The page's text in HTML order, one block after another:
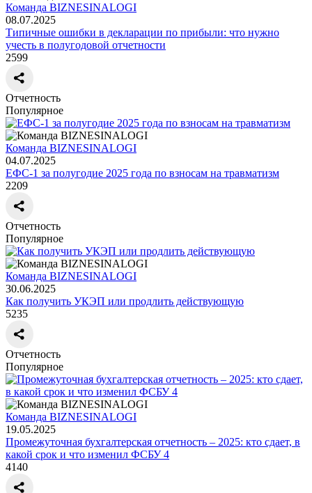
Команда BIZNESINALOGI
08.07.2025
Типичные ошибки в декларации по прибыли: что нужно
учесть в полугодовой отчетности
2599
Отчетность
Популярное
Команда BIZNESINALOGI
04.07.2025
ЕФС-1 за полугодие 2025 года по взносам на травматизм
2209
Отчетность
Популярное
Команда BIZNESINALOGI
30.06.2025
Как получить УКЭП или продлить действующую
5235
Отчетность
Популярное
Команда BIZNESINALOGI
19.05.2025
Промежуточная бухгалтерская отчетность – 2025: кто сдает, в
какой срок и что изменил ФСБУ 4
4140